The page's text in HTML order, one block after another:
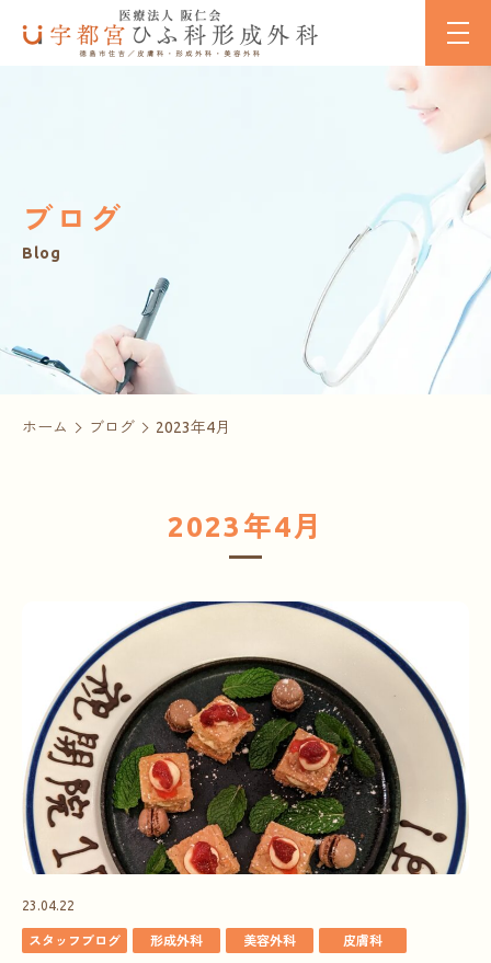
ブログ
Blog
ホーム ブログ 2023年4月
2023年4月
23.04.22
スタッフブログ 形成外科 美容外科 皮膚科